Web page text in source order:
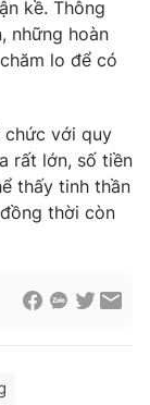
kề. Thông
những hoàn
lo để có
chức với quy
rất lớn, số tiền
thấy tinh thần
thời còn